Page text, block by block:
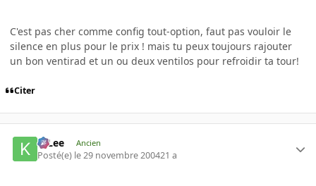
C'est pas cher comme config tout-option, faut pas vouloir le
silence en plus pour le prix ! mais tu peux toujours rajouter
un bon ventirad et un ou deux ventilos pour refroidir ta tour!
Citer
K-Lee Ancien
Posté(e) le 29 novembre 200421 a